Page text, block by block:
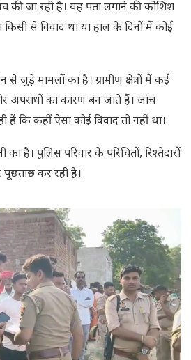
की जा रही है। यह पता लगाने की कोशिश
किसी से विवाद था या हाल के दिनों में कोई
जुड़े मामलों का है। ग्रामीण क्षेत्रों में कई
अपराधों का कारण बन जाते हैं। जांच
हैं कि कहीं ऐसा कोई विवाद तो नहीं था।
है। पुलिस परिवार के परिचितों, रिश्तेदारों
कर रही है।